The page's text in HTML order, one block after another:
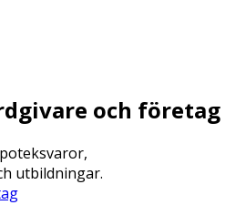
och företag
utbildningar.